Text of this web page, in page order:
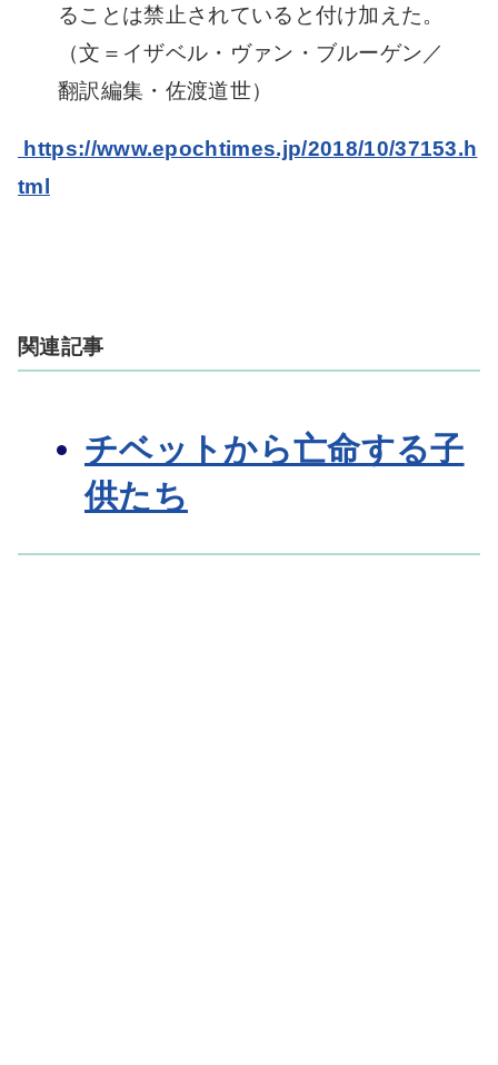
ることは禁止されていると付け加えた。
（文＝イザベル・ヴァン・ブルーゲン／
翻訳編集・佐渡道世）
https://www.epochtimes.jp/2018/10/37153.h
tml
関連記事
チベットから亡命する子
供たち